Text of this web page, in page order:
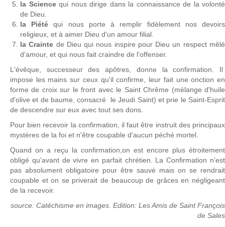
la Sciencequi nous dirige dans la connaissance de la volonté
de Dieu.
la Piété qui nous porte à remplir fidèlement nos devoirs
religieux, et à aimer Dieu d'un amour filial.
la Crainte de Dieu qui nous inspire pour Dieu un respect mêlé
d'amour, et qui nous fait craindre de l'offenser.
L'évêque, successeur des apôtres, donne la confirmation. Il
impose les mains sur ceux qu'il confirme, leur fait une onction en
forme de croix sur le front avec le Saint Chrême (mélange d'huile
d'olive et de baume, consacré le Jeudi Saint) et prie le Saint-Esprit
de descendre sur eux avec tout ses dons.
Pour bien recevoir la confirmation, il faut être instruit des principaux
mystères de la foi et n'être coupable d'aucun péché mortel.
Quand on a reçu la confirmation,on est encore plus étroitement
obligé qu'avant de vivre en parfait chrétien. La Confirmation n'est
pas absolument obligatoire pour être sauvé mais on se rendrait
coupable et on se priverait de beaucoup de grâces en négligeant
de la recevoir.
source: Catéchisme en images. Edition: Les Amis de Saint François
de Sales